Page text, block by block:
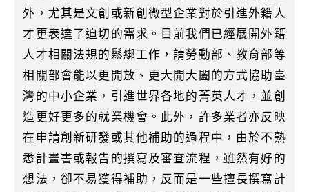
外，尤其是文創或新創微型企業對於引進外籍人
才更表達了迫切的需求。目前我們已經展開外籍
人才相關法規的鬆綁工作，請勞動部、教育部等
相關部會能以更開放、更大開大闔的方式協助臺
灣的中小企業，引進世界各地的菁英人才，並創
造更好更多的就業機會。此外，許多業者亦反映
在申請創新研發或其他補助的過程中，由於不熟
悉計畫書或報告的撰寫及審查流程，雖然有好的
想法，卻不易獲得補助，反而是一些擅長撰寫計